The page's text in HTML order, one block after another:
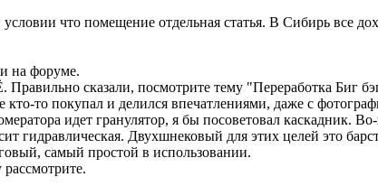
что помещение отдельная статья. В Сибирь все
на форуме.
сказали, посмотрите тему "Переработка Биг
кто-то покупал и делился впечатлениями, даже с
идет гранулятор, я бы посоветовал
гидравлическая. Двухшнековый для этих целей это
самый простой в использовании.